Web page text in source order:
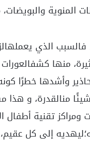
المنوية
الذي
منها
وأشدها خطرًا
شيئًا منالقدرة، و
تقنية أطفال
إلى كل